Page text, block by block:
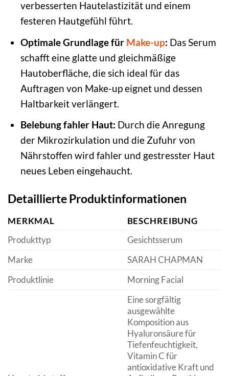
verbesserten Hautelastizität und einem
festeren Hautgefühl führt.
Optimale Grundlage für Make-up: Das Serum
schafft eine glatte und gleichmäßige
Hautoberfläche, die sich ideal für das
Auftragen von Make-up eignet und dessen
Haltbarkeit verlängert.
Belebung fahler Haut: Durch die Anregung
der Mikrozirkulation und die Zufuhr von
Nährstoffen wird fahler und gestresster Haut
neues Leben eingehaucht.
Detaillierte Produktinformationen
MERKMAL
BESCHREIBUNG
Produkttyp
Gesichtsserum
Marke
SARAH CHAPMAN
Produktlinie
Morning Facial
Eine sorgfältig
ausgewählte
Komposition aus
Hyaluronsäure für
Tiefenfeuchtigkeit,
Vitamin C für
antioxidative Kraft und